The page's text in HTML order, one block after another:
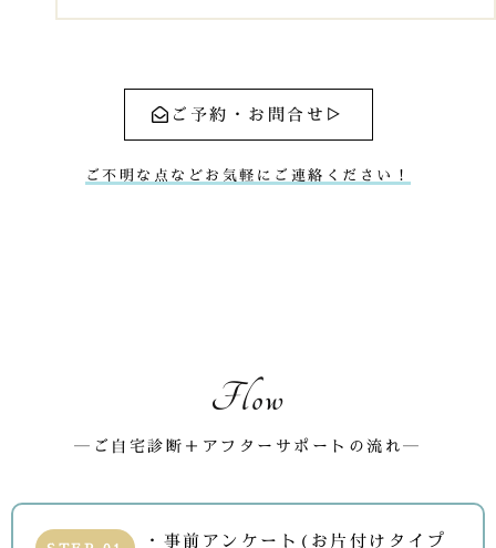
ご予約・お問合せ▷
ご不明な点などお気軽にご連絡ください！
Flow
―ご自宅診断＋アフターサポートの流れ―
・事前アンケート(お片付けタイプ